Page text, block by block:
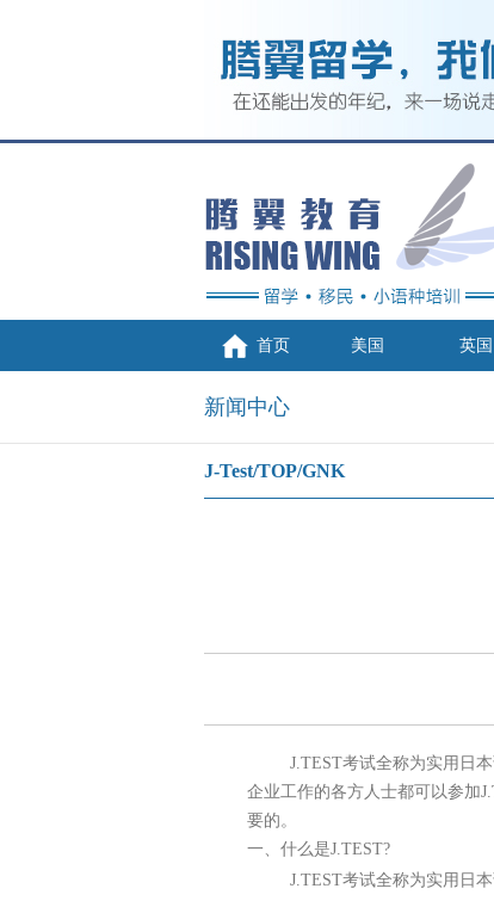
首页 美国 英国
新闻中心
J-Test/TOP/GNK
J.TEST考试全称为实用日本语
企业工作的各方人士都可以参加
要的。
一、什么是J.TEST?
J.TEST考试全称为实用日